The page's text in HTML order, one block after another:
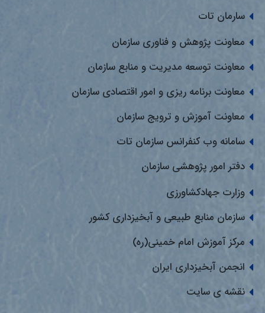
سارمان تات
معاونت پژوهش و فناوری سازمان
معاونت توسعه مدیریت و منابع سازمان
معاونت برنامه ریزی و امور اقتصادی سازمان
معاونت آموزش و ترویج سازمان
سامانه وب کنفرانس سازمان تات
دفتر امور پژوهشی سازمان
وزارت جهادکشاورزی
سازمان منابع طبیعی و آبخیزداری کشور
مرکز آموزش امام خمینی(ره)
انجمن آبخیزداری ایران
نقشه ی سایت